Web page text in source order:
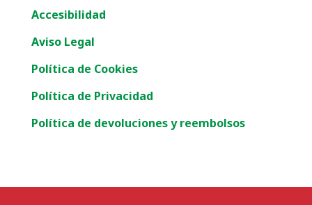
Accesibilidad
Aviso Legal
Política de Cookies
Política de Privacidad
Política de devoluciones y reembolsos